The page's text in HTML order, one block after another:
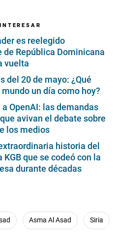
es reelegido
de República Dominicana
vuelta
del 20 de mayo: ¿Qué
un día como hoy?
a OpenAI: las demandas
avivan el debate sobre
los medios
historia del
KGB que se codeó con la
durante décadas
Asma Al Asad Siria